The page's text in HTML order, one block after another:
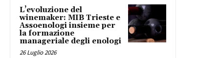
L’evoluzione del
winemaker: MIB Trieste e
Assoenologi insieme per
la formazione
manageriale degli enologi
26 Luglio 2026